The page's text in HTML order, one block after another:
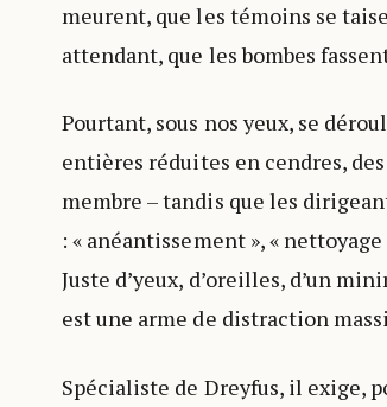
meurent, que les témoins se
attendant, que les bombes
Pourtant, sous nos yeux, se
entières réduites en cendres,
membre – tandis que les
: « anéantissement », «
Juste d’yeux, d’oreilles, d’un
est une arme de distraction
Spécialiste de Dreyfus, il exige,